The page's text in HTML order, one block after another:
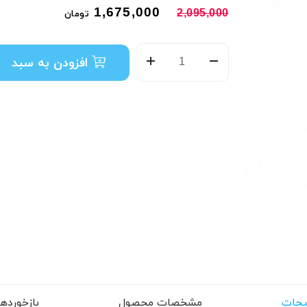
2,095,000
1,675,000 تومان
افزودن به سبد
مشخصات محصول